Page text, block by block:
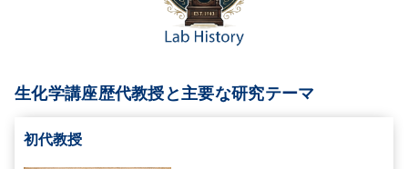
生化学講座歴代教授と主要な研究テーマ
初代教授